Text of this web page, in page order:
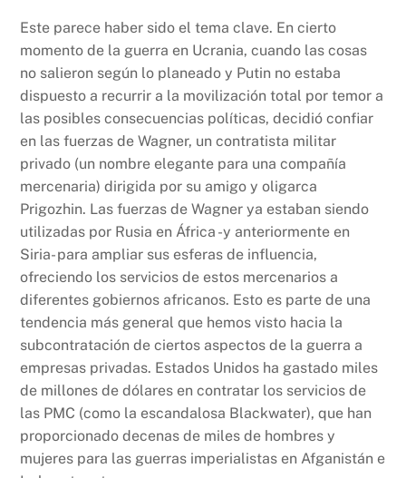
Este parece haber sido el tema clave. En cierto
momento de la guerra en Ucrania, cuando las cosas
no salieron según lo planeado y Putin no estaba
dispuesto a recurrir a la movilización total por temor a
las posibles consecuencias políticas, decidió confiar
en las fuerzas de Wagner, un contratista militar
privado (un nombre elegante para una compañía
mercenaria) dirigida por su amigo y oligarca
Prigozhin. Las fuerzas de Wagner ya estaban siendo
utilizadas por Rusia en África -y anteriormente en
Siria- para ampliar sus esferas de influencia,
ofreciendo los servicios de estos mercenarios a
diferentes gobiernos africanos. Esto es parte de una
tendencia más general que hemos visto hacia la
subcontratación de ciertos aspectos de la guerra a
empresas privadas. Estados Unidos ha gastado miles
de millones de dólares en contratar los servicios de
las PMC (como la escandalosa Blackwater), que han
proporcionado decenas de miles de hombres y
mujeres para las guerras imperialistas en Afganistán e